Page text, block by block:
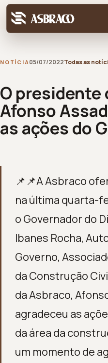
NOTÍCIA05/07/2022Todas as
O presidente
Afonso
as ações do
📌📌A Asbraco
na última quarta-
o Governador do
Ibanes Rocha,
Governo,
da Construção
da Asbraco,
agradeceu as
da área da
um momento de